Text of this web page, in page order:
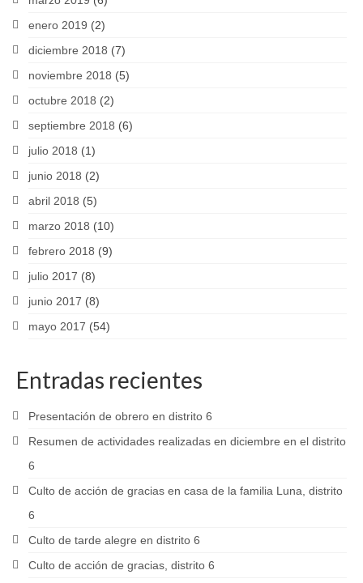
enero 2019 (2)
diciembre 2018 (7)
noviembre 2018 (5)
octubre 2018 (2)
septiembre 2018 (6)
julio 2018 (1)
junio 2018 (2)
abril 2018 (5)
marzo 2018 (10)
febrero 2018 (9)
julio 2017 (8)
junio 2017 (8)
mayo 2017 (54)
Entradas recientes
Presentación de obrero en distrito 6
Resumen de actividades realizadas en diciembre en el distrito
6
Culto de acción de gracias en casa de la familia Luna, distrito
6
Culto de tarde alegre en distrito 6
Culto de acción de gracias, distrito 6